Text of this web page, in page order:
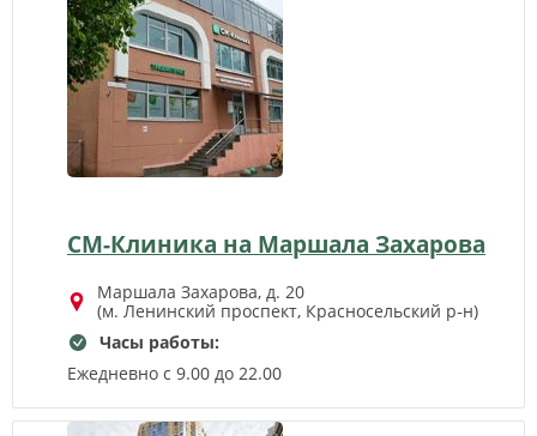
СМ-Клиника на Маршала Захарова
Маршала Захарова, д. 20
(м. Ленинский проспект, Красносельский р‑н)
Часы работы:
Ежедневно с 9.00 до 22.00